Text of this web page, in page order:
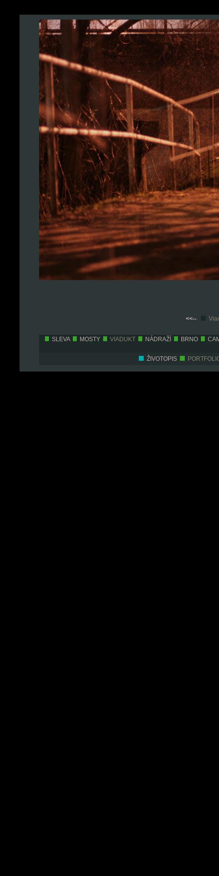
ŽIVOTOPIS
SLEVA MOSTY VIADUKT NÁDRAŽÍ BRNO
g = 3
h = 6
<<--